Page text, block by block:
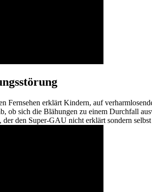
Fernsehen erklärt Kindern, auf
ob sich die Blähungen zu einem Durchfall
den Super-GAU nicht erklärt sondern selbst